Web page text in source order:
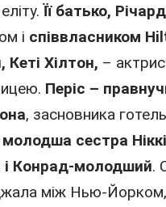
Її батько,
і співвласником
Кеті Хілтон, –
Періс –
, засновника
молодша сестра
і Конрад-молодший.
між Нью-Йорком,